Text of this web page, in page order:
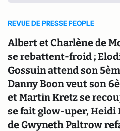
REVUE DE PRESSE PEOPLE
Albert et Charlène de
se rebattent-froid ;
Gossuin attend son
Danny Boon veut son
et Martin Kretz se
se fait glow-uper, Heidi
de Gwyneth Paltrow